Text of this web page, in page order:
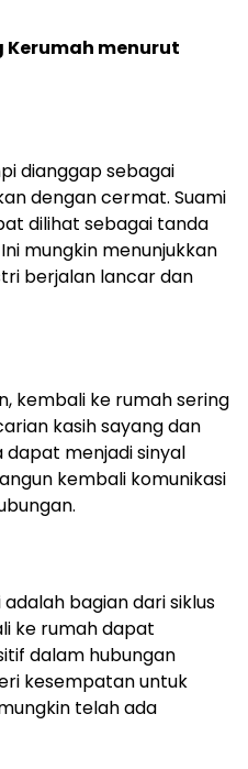
Kerumah menurut
dianggap sebagai
dengan cermat. Suami
dilihat sebagai tanda
mungkin menunjukkan
berjalan lancar dan
kembali ke rumah sering
kasih sayang dan
dapat menjadi sinyal
kembali komunikasi
bagian dari siklus
ke rumah dapat
dalam hubungan
kesempatan untuk
telah ada